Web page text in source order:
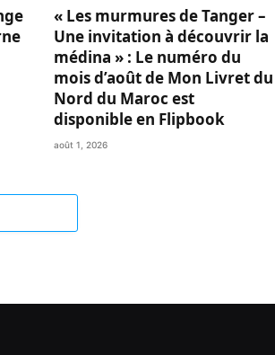
« Les murmures de Tanger –
Une invitation à découvrir la
médina » : Le numéro du
mois d’août de Mon Livret du
Nord du Maroc est
disponible en Flipbook
août 1, 2026